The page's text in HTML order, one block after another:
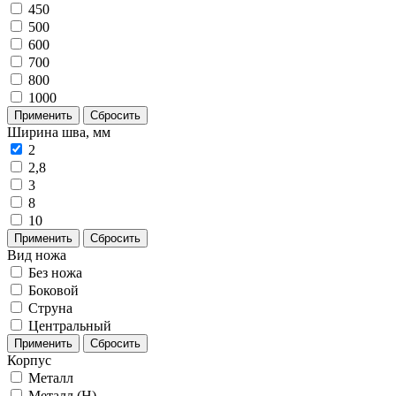
450
500
600
700
800
1000
Применить Сбросить
Ширина шва, мм
2
2,8
3
8
10
Применить Сбросить
Вид ножа
Без ножа
Боковой
Струна
Центральный
Применить Сбросить
Корпус
Металл